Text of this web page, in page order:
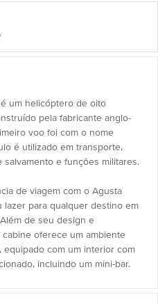
um helicóptero de oito
pela fabricante anglo-
voo foi com o nome
é utilizado em transporte,
salvamento e funções militares.
de viagem com o Agusta
lazer para qualquer destino em
de seu design e
oferece um ambiente
com um interior com
incluindo um mini-bar.